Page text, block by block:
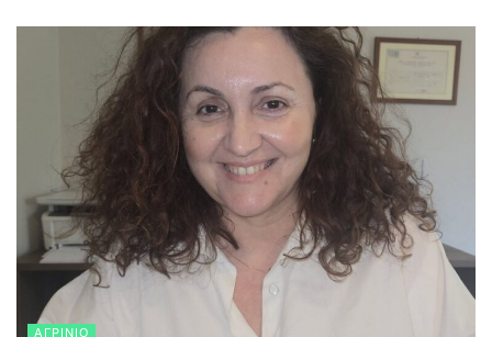
ΑΓΡΊΝΙΟ